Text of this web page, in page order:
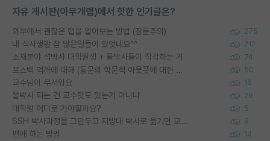
자유 게시판(아무개랩)에서 핫한 인기글은?
외부에서 괜찮은 랩을 알아보는 방법 (장문주의) 275
내 석사생활 참 많은일들이 있엇네요^^ 212
소재분야 석박사 대학원생 + 물박사들이 착각하는 거 74
포스텍 억까에 대해 (동문의 학문적 아웃풋에 대한 반박) 50
교수님이 무서워요 16
물박사 되는 건 교수탓도 있는거 아니냐 29
대학원 어디로 가야할까요? 5
SSH 박사과정을 그만두고 지방대 박사로 옮기면 교수의 꿈은 끝일까요? 9
편애 하는 방법 14